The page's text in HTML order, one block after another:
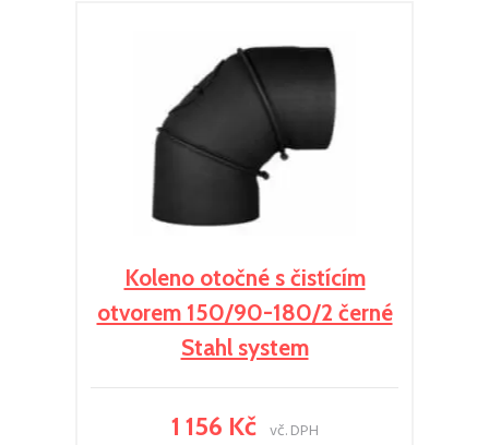
Koleno otočné s čistícím
otvorem 150/90-180/2 černé
Stahl system
1 156 Kč vč. DPH